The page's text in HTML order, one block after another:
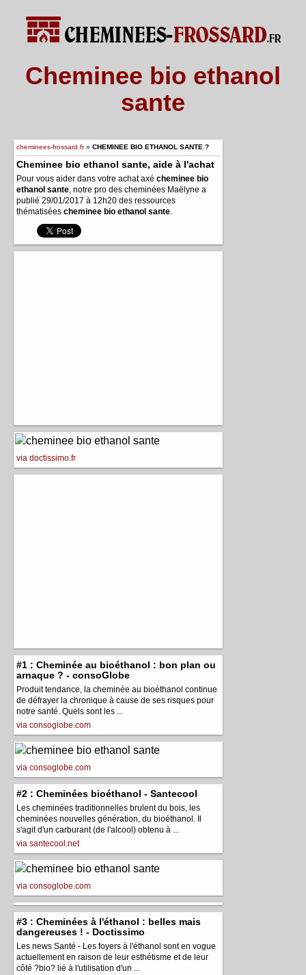
Cheminee bio ethanol
sante
cheminees-frossard.fr» CHEMINEE BIO ETHANOL SANTE ?
Cheminee bio ethanol sante, aide à l'achat
Pour vous aider dans votre achat axé cheminee bio
ethanol sante, notre pro des cheminées Maëlyne a
publié 29/01/2017 à 12h20 des ressources
thématisées cheminee bio ethanol sante.
via doctissimo.fr
#1 : Cheminée au bioéthanol : bon plan ou
arnaque ? - consoGlobe
Produit tendance, la cheminée au bioéthanol continue
de défrayer la chronique à cause de ses risques pour
notre santé. Quels sont les ...
via consoglobe.com
via consoglobe.com
#2 : Cheminées bioéthanol - Santecool
Les cheminées traditionnelles brulent du bois, les
cheminées nouvelles génération, du bioéthanol. Il
s'agit d'un carburant (de l'alcool) obtenu à ...
via santecool.net
via consoglobe.com
#3 : Cheminées à l'éthanol : belles mais
dangereuses ! - Doctissimo
Les news Santé - Les foyers à l'éthanol sont en vogue
actuellement en raison de leur esthétisme et de leur
côté ?bio? lié à l'utilisation d'un ...